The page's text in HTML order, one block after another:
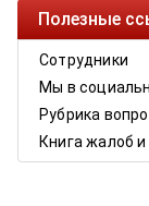
Полезные
Сотрудники
Мы в
Рубрика
Книга жалоб